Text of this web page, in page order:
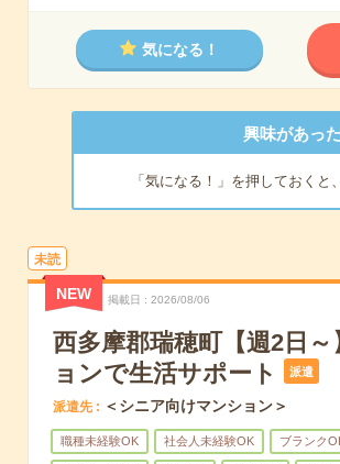
気になる！
興味があっ
「気になる！」を押しておくと
未読
NEW 掲載日 2026/08/06
西多摩郡瑞穂町【週2日
ョンで生活サポート
派遣
派遣先 ＜シニア向けマンション＞
職種未経験OK 社会人未経験OK ブランク